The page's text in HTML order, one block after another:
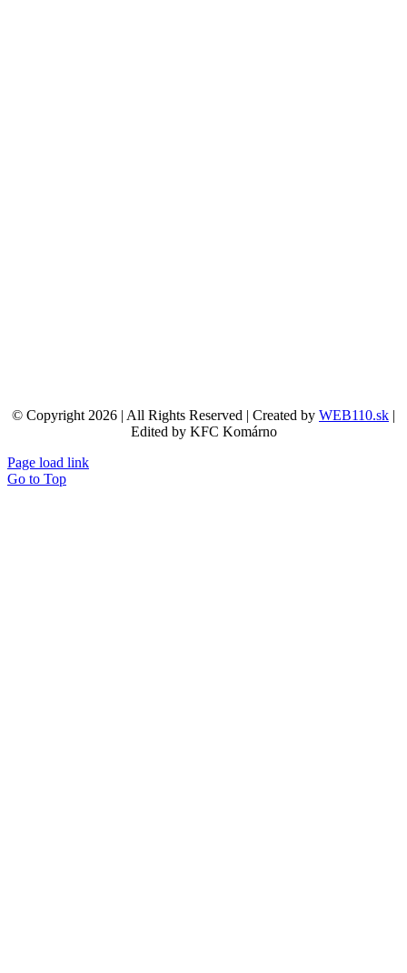
© Copyright 2026 | All Rights Reserved | Created by WEB110.sk |
Edited by KFC Komárno
Page load link
Go to Top